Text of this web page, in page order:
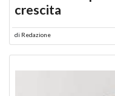
crescita
di Redazione